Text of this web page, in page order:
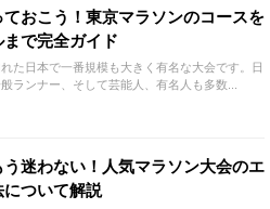
おこう！東京マラソンのコースを
で完全ガイド
た日本で一番規模も大きく有名な大会です。日
ランナー、そして芸能人、有名人も多数...
迷わない！人気マラソン大会のエ
ついて解説